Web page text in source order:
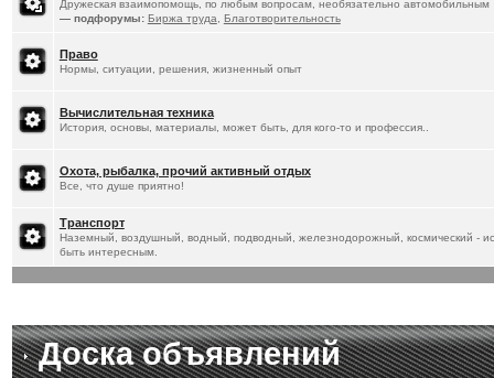
Дружеская взаимопомощь, по любым вопросам, необязательно автомобильным
— подфорумы: Биржа труда Благотворительность
Право
Нормы, ситуации, решения, жизненный опыт
Вычислительная техника
История, основы, материалы, может быть, для кого-то и профессия..
Охота, рыбалка, прочий активный отдых
Все, что душе приятно!
Транспорт
Наземный, воздушный, водный, подводный, железнодорожный, космический -
быть интересным.
Доска объявлений